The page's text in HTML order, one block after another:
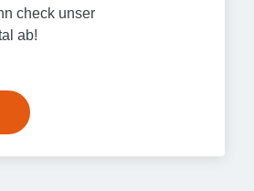
check unser
ab!